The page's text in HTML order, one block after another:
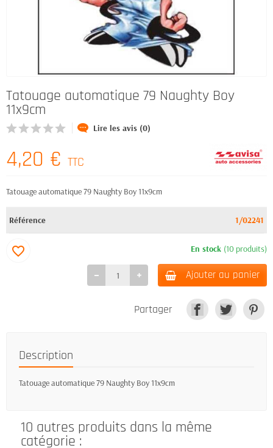
Tatouage automatique 79 Naughty Boy
11x9cm
Lire les avis (0)
4,20 € TTC
Tatouage automatique 79 Naughty Boy 11x9cm
Référence 1/02241
En stock (10 produits)
Ajouter au panier
favorite_border
Partager
Description
Tatouage automatique 79 Naughty Boy 11x9cm
10 autres produits dans la même
catégorie :